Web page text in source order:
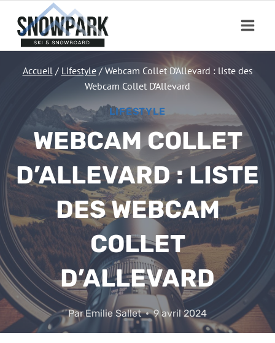
contenu
Accueil / Lifestyle / Webcam Collet D’Allevard : liste des
Webcam Collet D’Allevard
LIFESTYLE
WEBCAM COLLET
D’ALLEVARD : LISTE
DES WEBCAM
COLLET
D’ALLEVARD
Par Emilie Sallet 9 avril 2024